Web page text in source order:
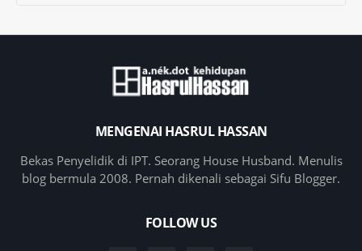
MENGENAI HASRUL HASSAN
Bekas Penyelidik di IPT. Seorang House Husband. Menulis
blog bermula 2008. Pernah dikenali sebagai Sifu Blogger.
FOLLOW US